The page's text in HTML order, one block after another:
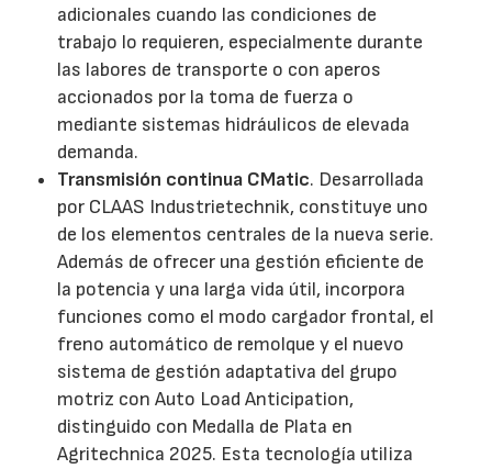
adicionales cuando las condiciones de
trabajo lo requieren, especialmente durante
las labores de transporte o con aperos
accionados por la toma de fuerza o
mediante sistemas hidráulicos de elevada
demanda.
Transmisión continua CMatic. Desarrollada
por CLAAS Industrietechnik, constituye uno
de los elementos centrales de la nueva serie.
Además de ofrecer una gestión eficiente de
la potencia y una larga vida útil, incorpora
funciones como el modo cargador frontal, el
freno automático de remolque y el nuevo
sistema de gestión adaptativa del grupo
motriz con Auto Load Anticipation,
distinguido con Medalla de Plata en
Agritechnica 2025. Esta tecnología utiliza